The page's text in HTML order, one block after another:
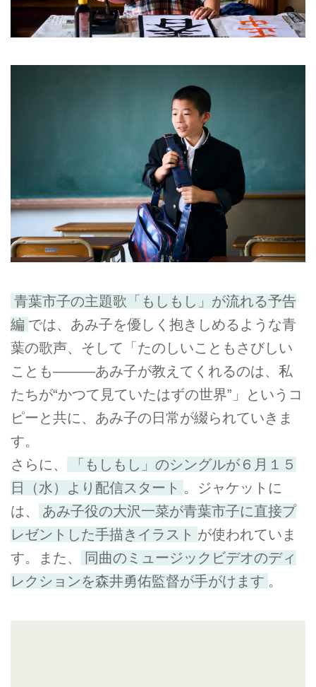
青葉市子の主題歌「もしもし」が流れる予告
編 では、あみ子を優しく抱きしめるような青
葉の歌声、そして「たのしいこともさびしい
ことも―――あみ子が教えてくれるのは、私
たちが“かつて見ていたはずの世界”」というコ
ピーと共に、あみ子の日常が綴られていきま
す。
さらに、
「もしもし」のシングルが６月１５
日（水）より配信スタート 。ジャケットに
は、
あみ子役の大沢一菜が青葉市子に直接プ
レゼントした手描きイラスト が使われていま
す。また、
同曲のミュージックビデオのディ
レクションを森井勇佑監督が手がけます 。